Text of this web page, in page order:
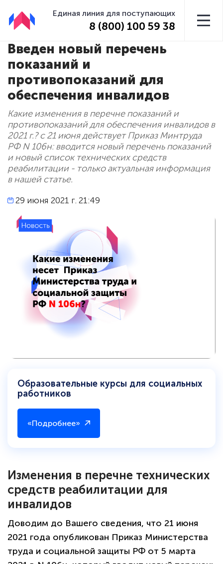
Единая линия для поступающих
8 (800) 100 59 38
Введен новый перечень
показаний и
противопоказаний для
обеспечения инвалидов
Какие изменения в перечне показаний и
противопоказаний для обеспечения инвалидов в
2021 г.? с 21 июня действует Приказ Минтруда
РФ N 106н: вводится новый перечень показаний
и новый список технических средств
реабилитации - только актуальная информация
в нашей статье.
29 июня 2021 г. 21:49
Образовательные курсы для социальных
работников
«Подробнее»
Изменения в перечне технических
средств реабилитации для
инвалидов
Доводим до Вашего сведения, что 21 июня
2021 года опубликован Приказ Министерства
труда и социальной защиты РФ от 5 марта